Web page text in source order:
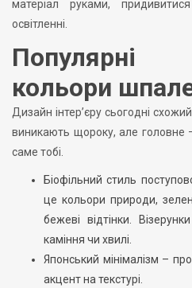
матеріал руками,
освітленні.
кольори
Дизайн інтер’єру сьогодні
виникають щороку, але головне
саме тобі.
Біофільний стиль
це кольори природи,
бежеві відтінки.
каміння чи хвилі.
Японський мінімалізм –
акцент на текстурі.